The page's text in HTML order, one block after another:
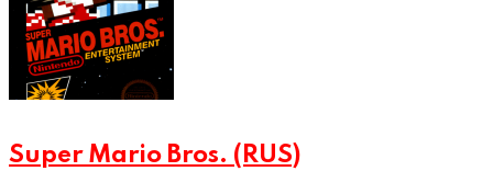
Super Mario Bros. (RUS)